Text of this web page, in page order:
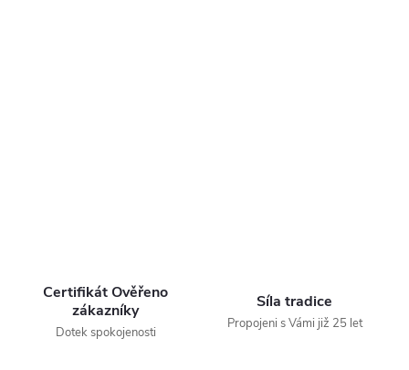
Certifikát Ověřeno
zákazníky
Dotek spokojenosti
Síla tradice
Propojeni s Vámi již 25 let